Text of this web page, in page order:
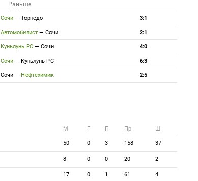
Раньше
Сочи — Торпедо 3:1
Автомобилист — Сочи 2:1
Куньлунь РС — Сочи 4:0
Сочи — Куньлунь РС 6:3
Сочи — Нефтехимик 2:5
M Г П Пр Ш
50 0 3 158 37
8 0 0 20 2
17 0 1 61 4